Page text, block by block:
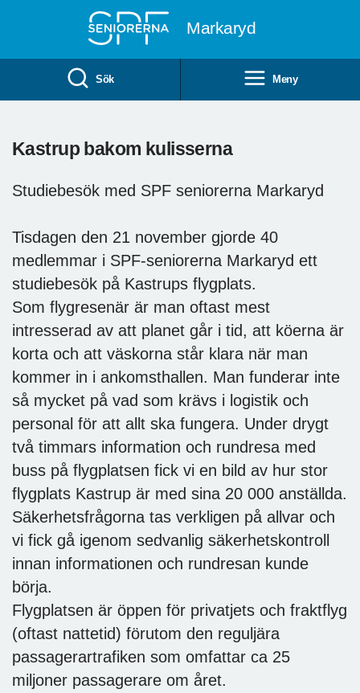
Markaryd
Sök Meny
Kastrup bakom kulisserna
Studiebesök med SPF seniorerna Markaryd
Tisdagen den 21 november gjorde 40
medlemmar i SPF-seniorerna Markaryd ett
studiebesök på Kastrups flygplats.
Som flygresenär är man oftast mest
intresserad av att planet går i tid, att köerna är
korta och att väskorna står klara när man
kommer in i ankomsthallen. Man funderar inte
så mycket på vad som krävs i logistik och
personal för att allt ska fungera. Under drygt
två timmars information och rundresa med
buss på flygplatsen fick vi en bild av hur stor
flygplats Kastrup är med sina 20 000 anställda.
Säkerhetsfrågorna tas verkligen på allvar och
vi fick gå igenom sedvanlig säkerhetskontroll
innan informationen och rundresan kunde
börja.
Flygplatsen är öppen för privatjets och fraktflyg
(oftast nattetid) förutom den reguljära
passagerartrafiken som omfattar ca 25
miljoner passagerare om året.